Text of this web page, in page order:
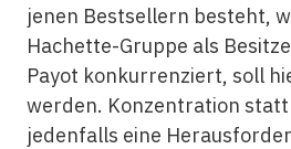
jenen Bestsellern besteht,
Hachette-Gruppe als
Payot konkurrenziert, soll
werden. Konzentration
jedenfalls eine